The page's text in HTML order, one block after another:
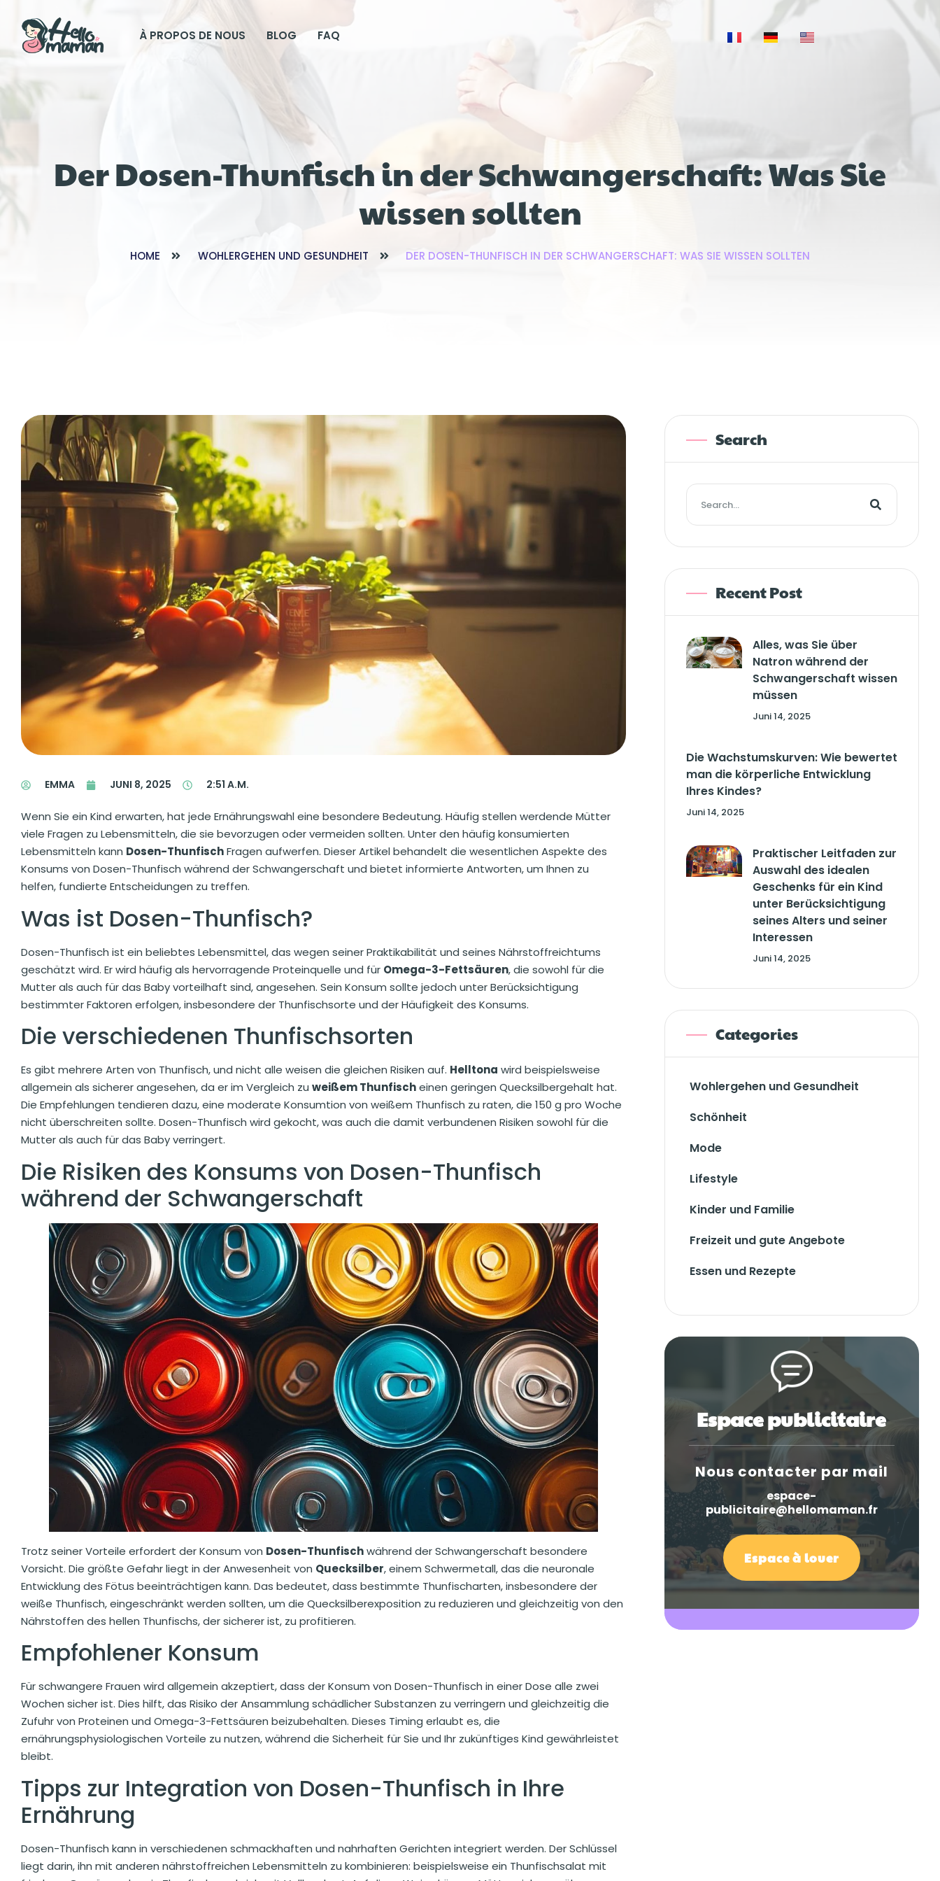
À PROPOS DE NOUS BLOG FAQ
Der Dosen-Thunfisch in der Schwangerschaft: Was Sie
wissen sollten
HOME WOHLERGEHEN UND GESUNDHEIT DER DOSEN-THUNFISCH IN DER SCHWANGERSCHAFT: WAS SIE WISSEN SOLLTEN
EMMA JUNI 8, 2025 2:51 A.M.
Wenn Sie ein Kind erwarten, hat jede Ernährungswahl eine besondere Bedeutung. Häufig stellen werdende Mütter
viele Fragen zu Lebensmitteln, die sie bevorzugen oder vermeiden sollten. Unter den häufig konsumierten
Lebensmitteln kann Dosen-ThunfischFragen aufwerfen. Dieser Artikel behandelt die wesentlichen Aspekte des
Konsums von Dosen-Thunfisch während der Schwangerschaft und bietet informierte Antworten, um Ihnen zu
helfen, fundierte Entscheidungen zu treffen.
Was ist Dosen-Thunfisch?
Dosen-Thunfisch ist ein beliebtes Lebensmittel, das wegen seiner Praktikabilität und seines Nährstoffreichtums
geschätzt wird. Er wird häufig als hervorragende Proteinquelle und für Omega-3-Fettsäuren, die sowohl für die
Mutter als auch für das Baby vorteilhaft sind, angesehen. Sein Konsum sollte jedoch unter Berücksichtigung
bestimmter Faktoren erfolgen, insbesondere der Thunfischsorte und der Häufigkeit des Konsums.
Die verschiedenen Thunfischsorten
Es gibt mehrere Arten von Thunfisch, und nicht alle weisen die gleichen Risiken auf. Helltona wird beispielsweise
allgemein als sicherer angesehen, da er im Vergleich zu weißem Thunfischeinen geringen Quecksilbergehalt hat.
Die Empfehlungen tendieren dazu, eine moderate Konsumtion von weißem Thunfisch zu raten, die 150 g pro Woche
nicht überschreiten sollte. Dosen-Thunfisch wird gekocht, was auch die damit verbundenen Risiken sowohl für die
Mutter als auch für das Baby verringert.
Die Risiken des Konsums von Dosen-Thunfisch
während der Schwangerschaft
Trotz seiner Vorteile erfordert der Konsum von Dosen-Thunfischwährend der Schwangerschaft besondere
Vorsicht. Die größte Gefahr liegt in der Anwesenheit von Quecksilber, einem Schwermetall, das die neuronale
Entwicklung des Fötus beeinträchtigen kann. Das bedeutet, dass bestimmte Thunfischarten, insbesondere der
weiße Thunfisch, eingeschränkt werden sollten, um die Quecksilberexposition zu reduzieren und gleichzeitig von den
Nährstoffen des hellen Thunfischs, der sicherer ist, zu profitieren.
Empfohlener Konsum
Für schwangere Frauen wird allgemein akzeptiert, dass der Konsum von Dosen-Thunfisch in einer Dose alle zwei
Wochen sicher ist. Dies hilft, das Risiko der Ansammlung schädlicher Substanzen zu verringern und gleichzeitig die
Zufuhr von Proteinen und Omega-3-Fettsäuren beizubehalten. Dieses Timing erlaubt es, die
ernährungsphysiologischen Vorteile zu nutzen, während die Sicherheit für Sie und Ihr zukünftiges Kind gewährleistet
bleibt.
Tipps zur Integration von Dosen-Thunfisch in Ihre
Ernährung
Dosen-Thunfisch kann in verschiedenen schmackhaften und nahrhaften Gerichten integriert werden. Der Schlüssel
liegt darin, ihn mit anderen nährstoffreichen Lebensmitteln zu kombinieren: beispielsweise ein Thunfischsalat mit
Search
Recent Post
Alles, was Sie über
Natron während der
Schwangerschaft wissen
müssen
Juni 14, 2025
Die Wachstumskurven: Wie bewertet
man die körperliche Entwicklung
Ihres Kindes?
Juni 14, 2025
Praktischer Leitfaden zur
Auswahl des idealen
Geschenks für ein Kind
unter Berücksichtigung
seines Alters und seiner
Interessen
Juni 14, 2025
Categories
Wohlergehen und Gesundheit
Schönheit
Mode
Lifestyle
Kinder und Familie
Freizeit und gute Angebote
Essen und Rezepte
Espace publicitaire
Nous contacter par mail
espace-
publicitaire@hellomaman.fr
Espace à louer